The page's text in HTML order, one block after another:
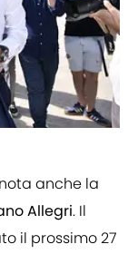
anche la
Allegri. Il
il prossimo 27